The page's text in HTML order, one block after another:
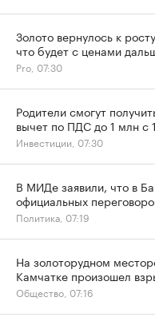
Золото вернулось к
что будет с ценами
Pro, 07:30
Родители смогут
вычет по ПДС до 1 млн с
Инвестиции, 07:30
В МИДе заявили, что в
официальных
Политика, 07:19
На золоторудном
Камчатке произошел
Общество, 07:16